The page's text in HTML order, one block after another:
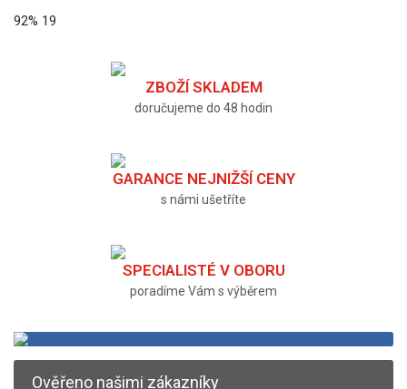
92% 19
ZBOŽÍ SKLADEM
doručujeme do 48 hodin
GARANCE NEJNIŽŠÍ CENY
s námi ušetříte
SPECIALISTÉ V OBORU
poradíme Vám s výběrem
Ověřeno našimi zákazníky